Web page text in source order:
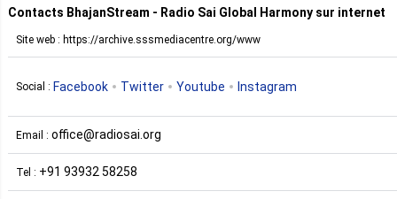
Contacts BhajanStream - Radio Sai Global Harmony sur internet
Site web : https://archive.sssmediacentre.org/www
Social : Facebook Twitter Youtube Instagram
Email : office@radiosai.org
Tel : +91 93932 58258